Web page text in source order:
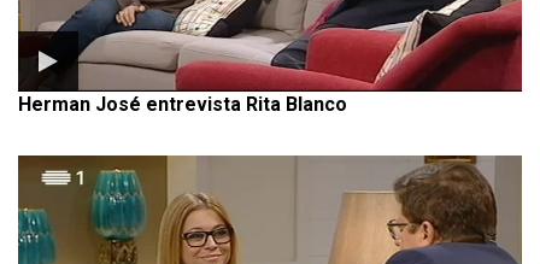
Herman José entrevista Rita Blanco